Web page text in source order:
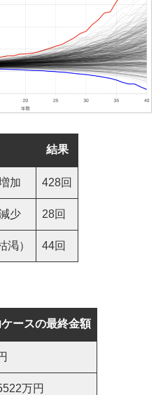
結果
加 428回
少 28回
渇） 44回
ースの最終金額
万円